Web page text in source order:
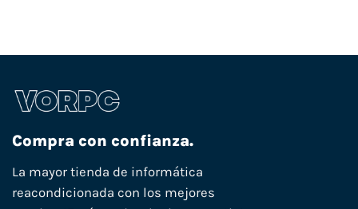
Compra con confianza.
La mayor tienda de informática
reacondicionada con los mejores